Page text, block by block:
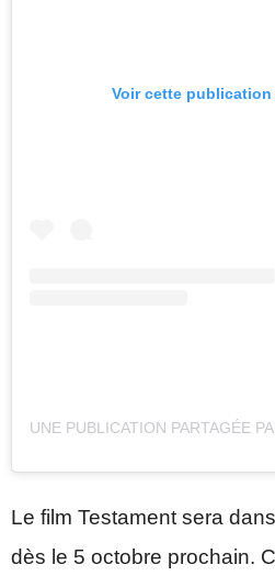
Voir cette
Le film Testament sera
dès le 5 octobre prochain.